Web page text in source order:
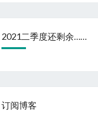
2021二季度还剩余……
订阅博客